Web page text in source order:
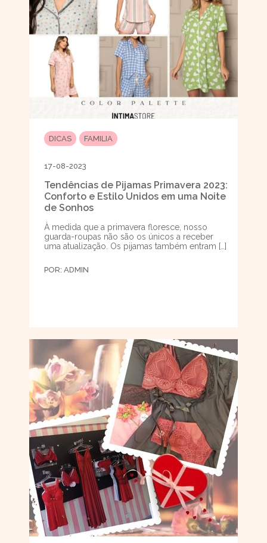
DICAS FAMILIA
17-08-2023
Tendências de Pijamas Primavera 2023:
Conforto e Estilo Unidos em uma Noite
de Sonhos
À medida que a primavera floresce, nosso
guarda-roupas não são os únicos a receber
uma atualização. Os pijamas também entram […]
POR: ADMIN